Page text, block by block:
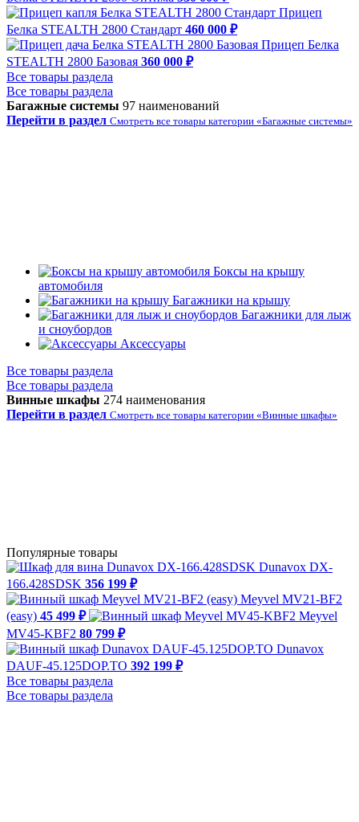
Прицеп
Белка STEALTH 2800 Стандарт 460 000 ₽
Прицеп Белка
STEALTH 2800 Базовая 360 000 ₽
Все товары раздела
Все товары раздела
Багажные системы 97 наименований
Перейти в раздел Смотреть все товары категории «Багажные системы»
Боксы на крышу
автомобиля
Багажники на крышу
Багажники для лыж
и сноубордов
Аксессуары
Все товары раздела
Все товары раздела
Винные шкафы 274 наименования
Перейти в раздел Смотреть все товары категории «Винные шкафы»
Популярные товары
Dunavox DX-
166.428SDSK 356 199 ₽
Meyvel MV21-BF2
(easy) 45 499 ₽
Meyvel
MV45-KBF2 80 799 ₽
Dunavox
DAUF-45.125DOP.TO 392 199 ₽
Все товары раздела
Все товары раздела